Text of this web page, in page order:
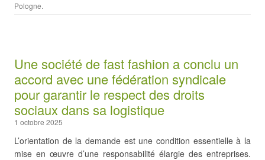
Pologne.
Une société de fast fashion a conclu un
accord avec une fédération syndicale
pour garantir le respect des droits
sociaux dans sa logistique
1 octobre 2025
L’orientation de la demande est une condition essentielle à la
mise en œuvre d’une responsabilité élargie des entreprises.